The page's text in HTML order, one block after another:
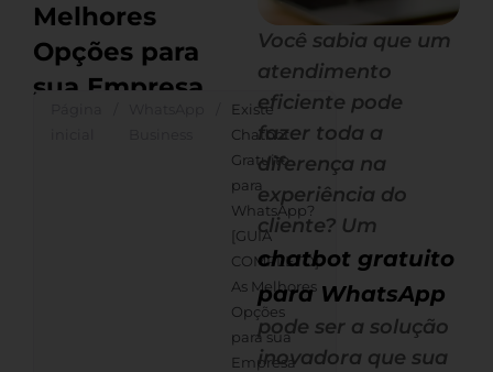
Melhores
Opções para
sua Empresa
Existe
Chatbot
Gratuito
para
WhatsApp?
[GUIA
COMPLETO]
As Melhores
Opções
para sua
Empresa
Você sabia que um
atendimento
eficiente pode
fazer toda a
diferença na
experiência do
cliente? Um
chatbot gratuito
para WhatsApp
pode ser a solução
inovadora que sua